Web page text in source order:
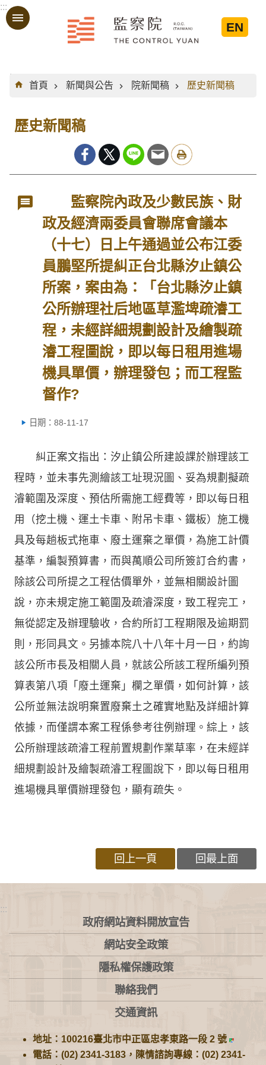
跳到主要內容區塊
:::
EN
:::
首頁
新聞與公告 院新聞稿 歷史新聞稿
歷史新聞稿
監察院內政及少數民族、財
政及經濟兩委員會聯席會議本
（十七）日上午通過並公布江委
員鵬堅所提糾正台北縣汐止鎮公
所案，案由為：「台北縣汐止鎮
公所辦理社后地區草濫埤疏濬工
程，未經詳細規劃設計及繪製疏
濬工程圖說，即以每日租用進場
機具單價，辦理發包；而工程監
督作?
日期：88-11-17
糾正案文指出：汐止鎮公所建設課於辦理該工
程時，並未事先測繪該工址現況圖、妥為規劃擬疏
濬範圍及深度、預估所需施工經費等，即以每日租
用（挖土機、運土卡車、附吊卡車、鐵板）施工機
具及每趟板式拖車、廢土運棄之單價，為施工計價
基準，編製預算書，而與萬順公司所簽訂合約書，
除該公司所提之工程估價單外，並無相關設計圖
說，亦未規定施工範圍及疏濬深度，致工程完工，
無從認定及辦理驗收，合約所訂工程期限及逾期罰
則，形同具文。另據本院八十八年十月一日，約詢
該公所市長及相關人員，就該公所該工程所編列預
算表第八項「廢土運棄」欄之單價，如何計算，該
公所並無法說明棄置廢棄土之確實地點及詳細計算
依據，而僅謂本案工程係參考往例辦理。綜上，該
公所辦理該疏濬工程前置規劃作業草率，在未經詳
細規劃設計及繪製疏濬工程圖說下，即以每日租用
進場機具單價辦理發包，顯有疏失。
回上一頁 回最上面
:::
政府網站資料開放宣告
網站安全政策
隱私權保護政策
聯絡我們
交通資訊
地址：100216臺北市中正區忠孝東路一段 2 號
電話：(02) 2341-3183，陳情諮詢專線：(02) 2341-